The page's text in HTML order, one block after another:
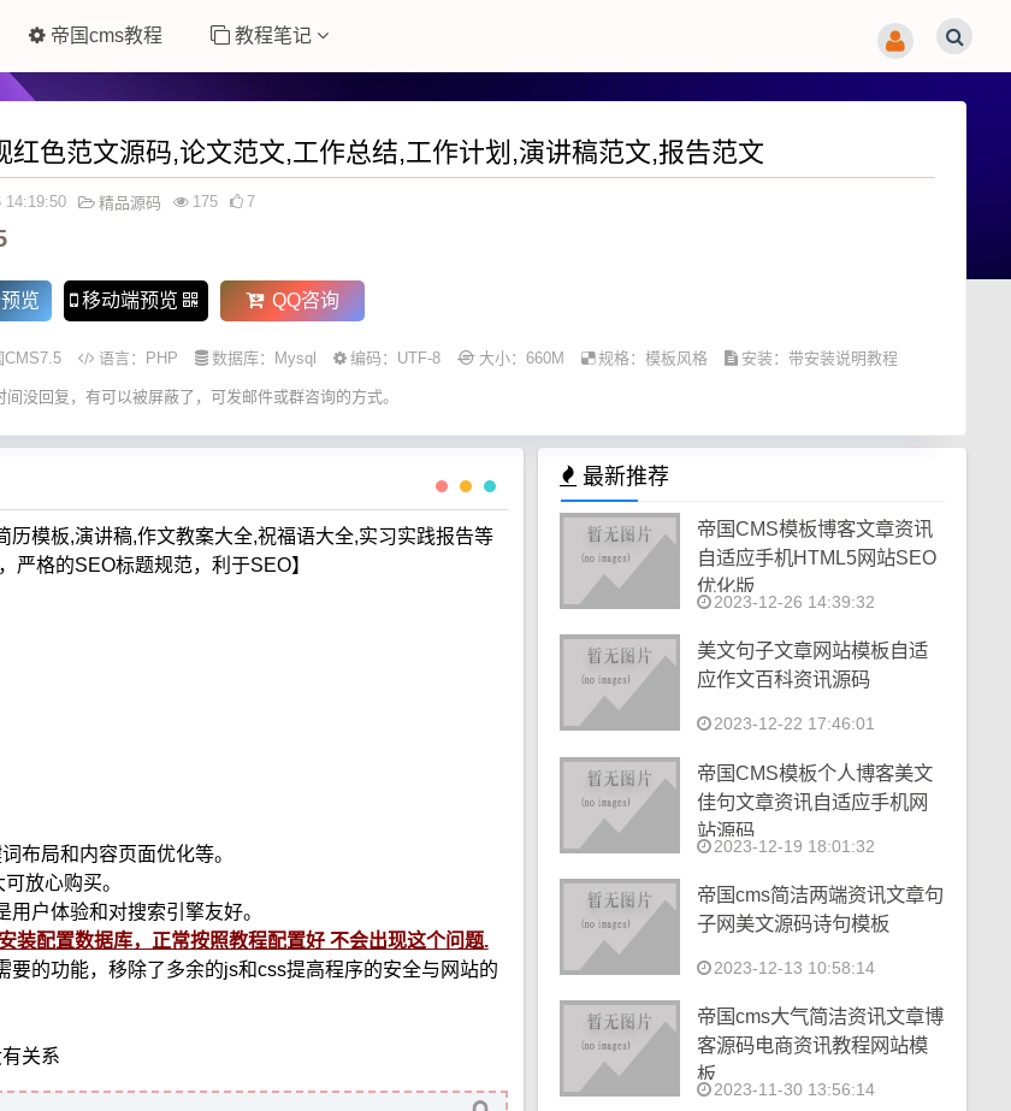
帝国cms教程 教程笔记
红色范文源码,论文范文,工作总结,工作计划,演讲稿范文,报告范文
14:19:50 精品源码 175 7
览 移动端预览 QQ咨询
CMS7.5 语言： PHP 数据库：Mysql 编码：UTF-8 大小：660M 规格：模板风格 安装：带安装说明教程
间没回复，有可以被屏蔽了，可发邮件或群咨询的方式。
模板,演讲稿,作文教案大全,祝福语大全,实习实践报告等
严格的SEO标题规范，利于SEO】
布局和内容页面优化等。
放心购买。
户体验和对搜索引擎友好。
装配置数据库，正常按照教程配置好 不会出现这个问题.
的功能，移除了多余的js和css提高程序的安全与网站的
关系
最新推荐
帝国CMS模板博客文章资讯
自适应手机HTML5网站SEO
优化版
2023-12-26 14:39:32
美文句子文章网站模板自适
应作文百科资讯源码
2023-12-22 17:46:01
帝国CMS模板个人博客美文
佳句文章资讯自适应手机网
站源码
2023-12-19 18:01:32
帝国cms简洁两端资讯文章句
子网美文源码诗句模板
2023-12-13 10:58:14
帝国cms大气简洁资讯文章博
客源码电商资讯教程网站模
板
2023-11-30 13:56:14